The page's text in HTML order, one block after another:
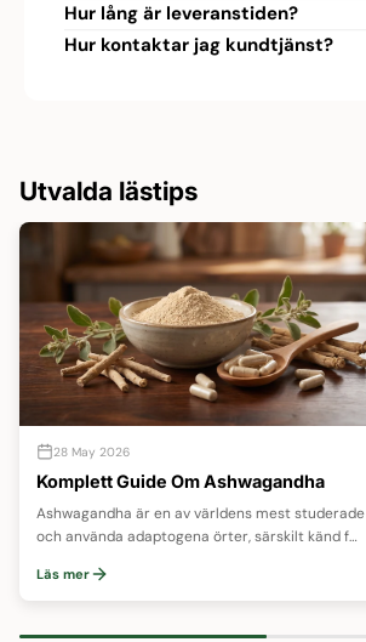
Hur lång är leveranstiden?
Hur kontaktar jag kundtjänst?
Utvalda lästips
28 May 2026
Komplett Guide Om Ashwagandha
Ashwagandha är en av världens mest studerade
och använda adaptogena örter, särskilt känd för
energin...
Läs mer